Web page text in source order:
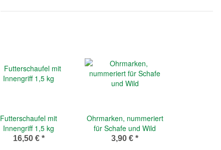
Futterschaufel mit
Innengriff 1,5 kg
16,50 € *
Ohrmarken, nummeriert
für Schafe und Wild
3,90 € *